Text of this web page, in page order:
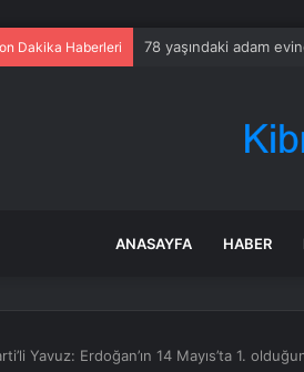
Dakika Haberleri 78 yaşındaki adam
ANASAYFA HABER
Yavuz: Erdoğan’ın 14 Mayıs’ta 1.